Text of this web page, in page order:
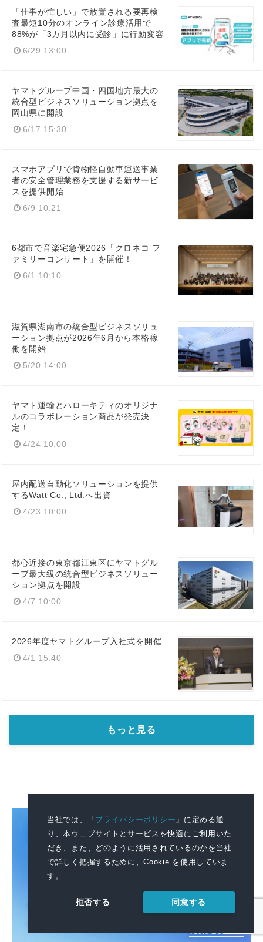
当社では、「プライバシーポリシー 」に定める通
り、本ウェブサイトとサービスを快適にご利用いた
だき、また、どのように活用されているのかを当社
で詳しく把握するために、Cookie を使用していま
す。
拒否する 同意する
「仕事が忙しい」で放置される要再検
査最短10分のオンライン診療活用で
88%が「3カ月以内に受診」に行動変容
6/29 13:00
ヤマトグループ中国・四国地方最大の
統合型ビジネスソリューション拠点を
岡山県に開設
6/17 15:30
スマホアプリで貨物軽自動車運送事業
者の安全管理業務を支援する新サービ
スを提供開始
6/9 10:21
6都市で音楽宅急便2026「クロネコ フ
ァミリーコンサート」を開催！
6/1 10:10
滋賀県湖南市の統合型ビジネスソリュ
ーション拠点が2026年6月から本格稼
働を開始
5/20 14:00
ヤマト運輸とハローキティのオリジナ
ルのコラボレーション商品が発売決
定！
4/24 10:00
屋内配送自動化ソリューションを提供
するWatt Co., Ltd.へ出資
4/23 10:00
都心近接の東京都江東区にヤマトグル
ープ最大級の統合型ビジネスソリュー
ション拠点を開設
4/7 10:00
2026年度ヤマトグループ入社式を開催
4/1 15:40
もっと見る